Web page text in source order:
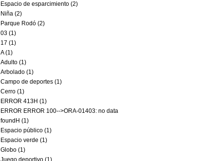
Espacio de esparcimiento (2)
Niña (2)
Parque Rodó (2)
03 (1)
17 (1)
A (1)
Adulto (1)
Arbolado (1)
Campo de deportes (1)
Cerro (1)
ERROR 413H (1)
ERROR ERROR 100-->ORA-01403: no data
foundH (1)
Espacio público (1)
Espacio verde (1)
Globo (1)
Juego deportivo (1)